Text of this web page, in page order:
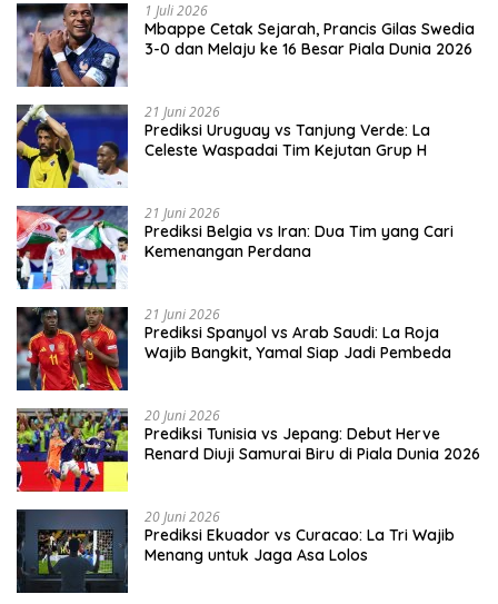
1 Juli 2026
Mbappe Cetak Sejarah, Prancis Gilas Swedia
3-0 dan Melaju ke 16 Besar Piala Dunia 2026
21 Juni 2026
Prediksi Uruguay vs Tanjung Verde: La
Celeste Waspadai Tim Kejutan Grup H
21 Juni 2026
Prediksi Belgia vs Iran: Dua Tim yang Cari
Kemenangan Perdana
21 Juni 2026
Prediksi Spanyol vs Arab Saudi: La Roja
Wajib Bangkit, Yamal Siap Jadi Pembeda
20 Juni 2026
Prediksi Tunisia vs Jepang: Debut Herve
Renard Diuji Samurai Biru di Piala Dunia 2026
20 Juni 2026
Prediksi Ekuador vs Curacao: La Tri Wajib
Menang untuk Jaga Asa Lolos